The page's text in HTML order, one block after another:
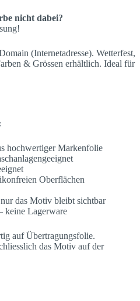
nicht dabei?
(Internetadresse). Wetterfest,
& Grössen erhältlich. Ideal für
hochwertiger Markenfolie
Oberflächen
das Motiv bleibt sichtbar
keine Lagerware
auf Übertragungsfolie.
das Motiv auf der